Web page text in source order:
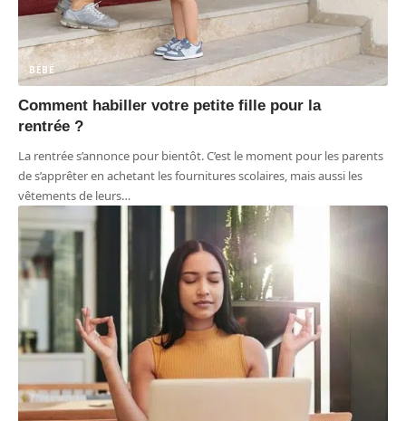
BÉBÉ
Comment habiller votre petite fille pour la
rentrée ?
La rentrée s’annonce pour bientôt. C’est le moment pour les parents
de s’apprêter en achetant les fournitures scolaires, mais aussi les
vêtements de leurs…